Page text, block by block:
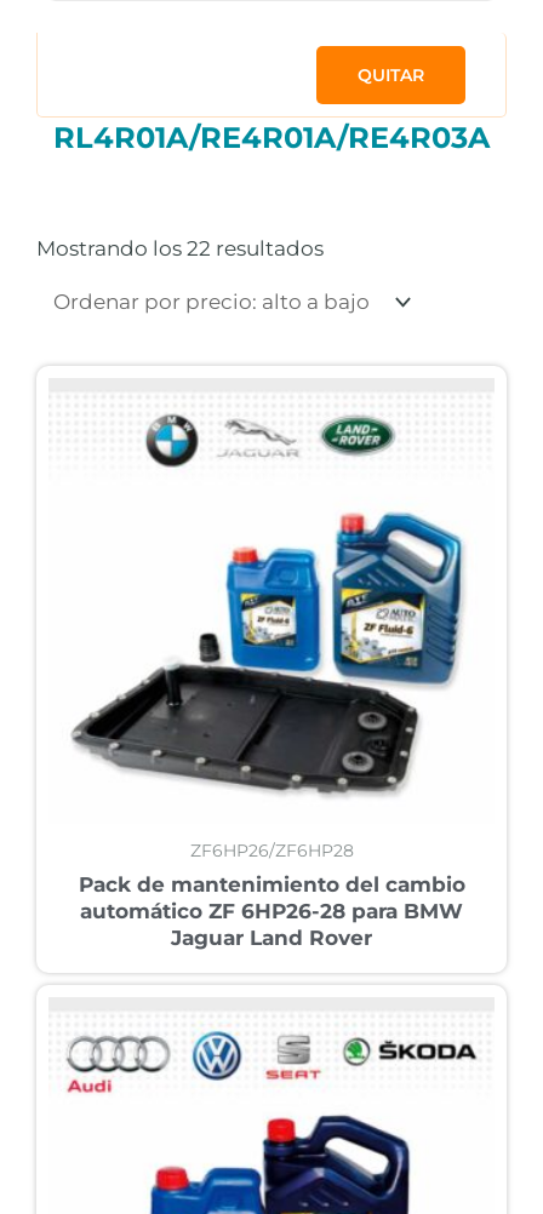
QUITAR
RL4R01A/RE4R01A/RE4R03A
Mostrando los 22 resultadosalto
bajo
ZF6HP26/ZF6HP28
Pack de mantenimiento del cambio
automático ZF 6HP26-28 para BMW
Jaguar Land Rover